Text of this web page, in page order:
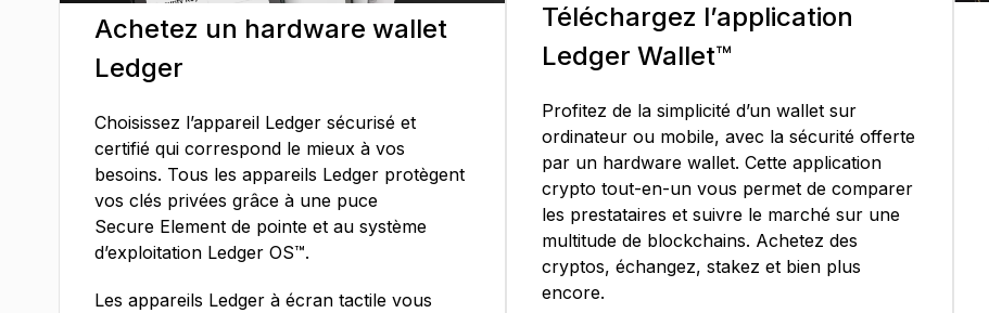
Achetez un hardware wallet
Ledger
Choisissez l’appareil Ledger sécurisé et
certifié qui correspond le mieux à vos
besoins. Tous les appareils Ledger protègent
vos clés privées grâce à une puce
Secure Element de pointe et au système
d’exploitation Ledger OS™.
Les appareils Ledger à écran tactile vous
Téléchargez l’application
Ledger Wallet™
Profitez de la simplicité d’un wallet sur
ordinateur ou mobile, avec la sécurité offerte
par un hardware wallet. Cette application
crypto tout-en-un vous permet de comparer
les prestataires et suivre le marché sur une
multitude de blockchains. Achetez des
cryptos, échangez, stakez et bien plus
encore.